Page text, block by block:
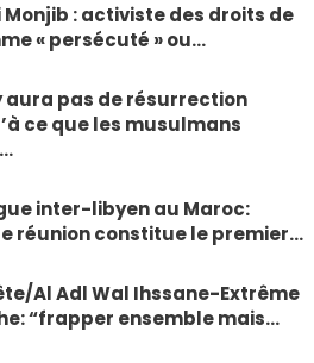
: activiste des droits de
« persécuté » ou…
aura pas de résurrection
ce que les musulmans
inter-libyen au Maroc:
réunion constitue le premier…
Al Adl Wal Ihssane-Extrême
“frapper ensemble mais…